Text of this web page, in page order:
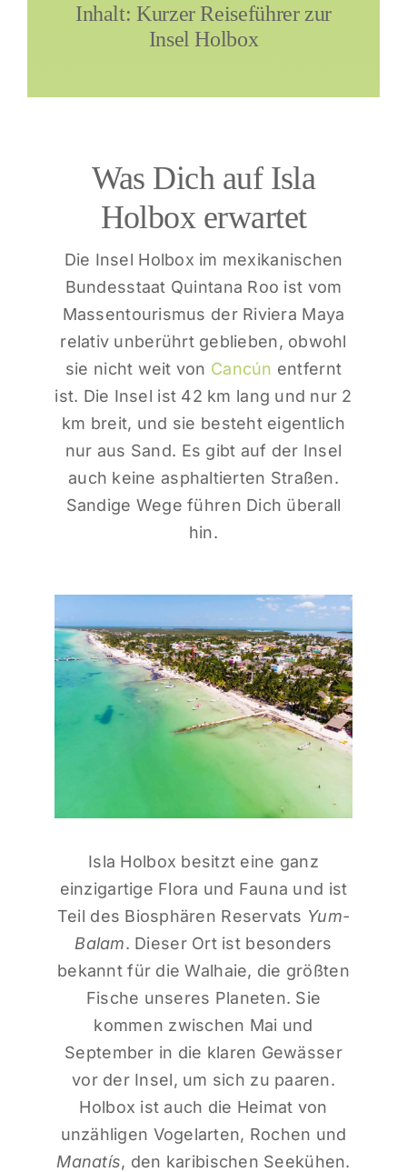
Inhalt: Kurzer Reiseführer zur
Insel Holbox
Was Dich auf Isla
Holbox erwartet
Die Insel Holbox im mexikanischen
Bundesstaat Quintana Roo ist vom
Massentourismus der Riviera Maya
relativ unberührt geblieben, obwohl
sie nicht weit von Cancún entfernt
ist. Die Insel ist 42 km lang und nur 2
km breit, und sie besteht eigentlich
nur aus Sand. Es gibt auf der Insel
auch keine asphaltierten Straßen.
Sandige Wege führen Dich überall
hin.
Isla Holbox besitzt eine ganz
einzigartige Flora und Fauna und ist
Teil des Biosphären Reservats Yum-
Balam. Dieser Ort ist besonders
bekannt für die Walhaie, die größten
Fische unseres Planeten. Sie
kommen zwischen Mai und
September in die klaren Gewässer
vor der Insel, um sich zu paaren.
Holbox ist auch die Heimat von
unzähligen Vogelarten, Rochen und
Manatís, den karibischen Seekühen.